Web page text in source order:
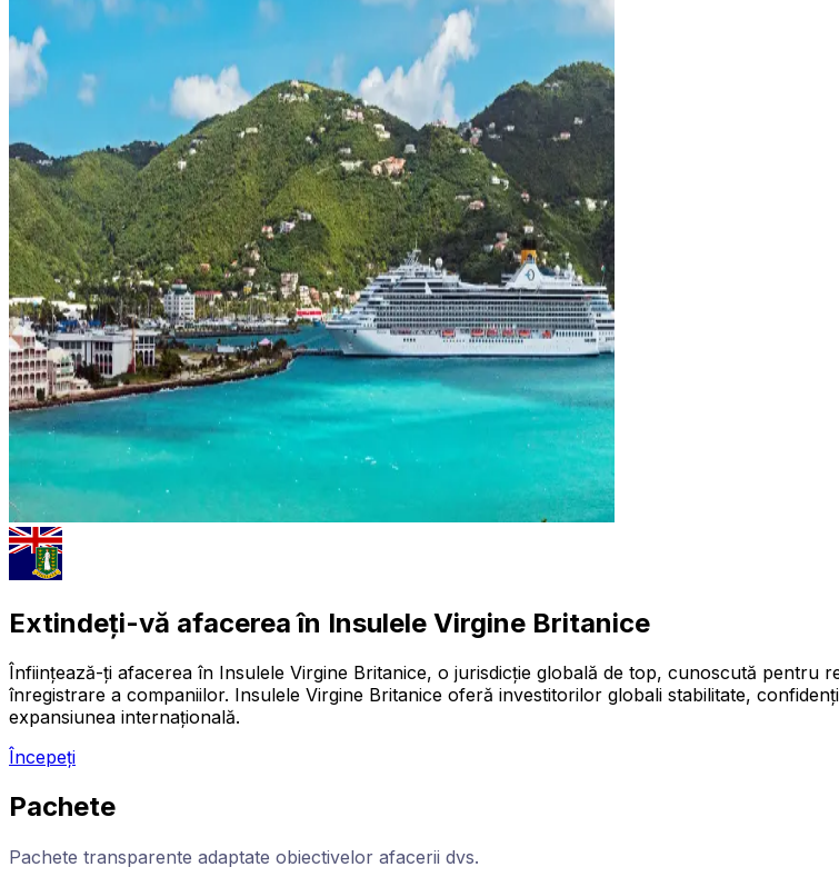
Extindeți-vă afacerea în Insulele Virgine Britanice
Înființează-ți afacerea în Insulele Virgine Britanice, o jurisdicție globală de top, cunoscută pentru
înregistrare a companiilor. Insulele Virgine Britanice oferă investitorilor globali stabilitate,
expansiunea internațională.
Începeți
Pachete
Pachete transparente adaptate obiectivelor afacerii dvs.